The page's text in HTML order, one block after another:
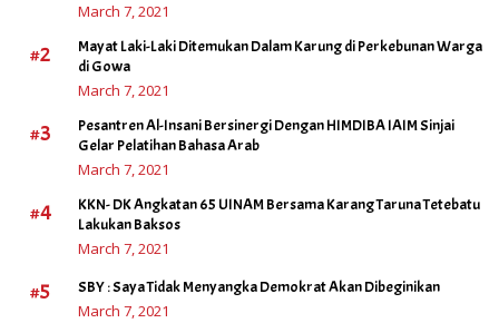
March 7, 2021
#2
Mayat Laki-Laki Ditemukan Dalam Karung di Perkebunan Warga
di Gowa
March 7, 2021
#3
Pesantren Al-Insani Bersinergi Dengan HIMDIBA IAIM Sinjai
Gelar Pelatihan Bahasa Arab
March 7, 2021
#4
KKN- DK Angkatan 65 UINAM Bersama Karang Taruna Tetebatu
Lakukan Baksos
March 7, 2021
#5 SBY : Saya Tidak Menyangka Demokrat Akan Dibeginikan
March 7, 2021